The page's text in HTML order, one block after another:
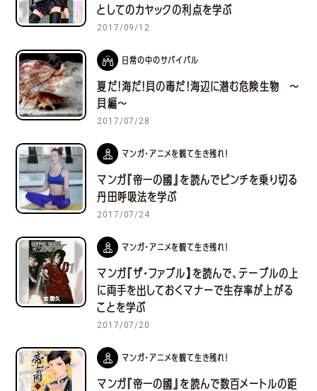
としてのカヤックの利点を学ぶ
2017/09/12
日常の中のサバイバル
夏だ！海だ！貝の毒だ！海辺に潜む危険生物 ～
貝編～
2017/07/28
マンガ・アニメを観て生き残れ！
マンガ『帝一の國』を読んでピンチを乗り切る
丹田呼吸法を学ぶ
2017/07/24
マンガ・アニメを観て生き残れ！
マンガ『ザ・ファブル】を読んで、テーブルの上
に両手を出しておくマナーで生存率が上がる
ことを学ぶ
2017/07/20
マンガ・アニメを観て生き残れ！
マンガ『帝一の國』を読んで数百メートルの距